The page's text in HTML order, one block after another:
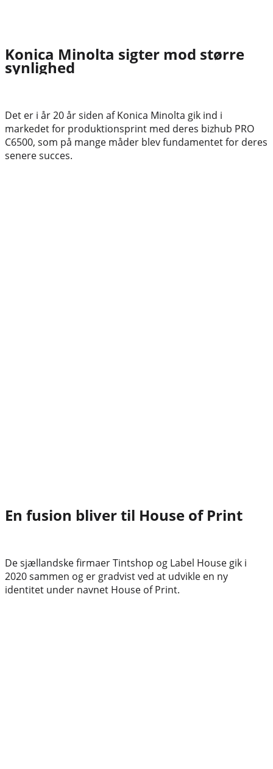
Konica Minolta sigter mod større
synlighed
Det er i år 20 år siden af Konica Minolta gik ind i
markedet for produktionsprint med deres bizhub PRO
C6500, som på mange måder blev fundamentet for deres
senere succes.
En fusion bliver til House of Print
De sjællandske firmaer Tintshop og Label House gik i
2020 sammen og er gradvist ved at udvikle en ny
identitet under navnet House of Print.